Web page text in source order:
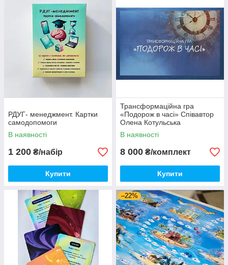
РДУГ- менеджмент. Картки
самодопомоги
В наявності
1 200 ₴/набір
Купити
Трансформаційна гра
«Подорож в часі» Співавтор
Олена Котульська
В наявності
8 000 ₴/комплект
Купити
–22%